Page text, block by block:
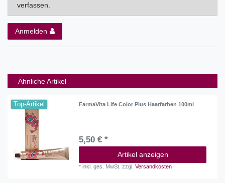
verfassen.
Anmelden
Ähnliche Artikel
Top-Artikel FarmaVita Life Color Plus Haarfarben 100ml
5,50 € *
Artikel anzeigen
*inkl. ges. MwSt. zzgl.Versandkosten